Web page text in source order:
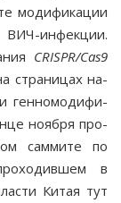
модификации
инфекции.
CRISPR/Cas9
страницах на­
генномодифи-
ноября про­
саммите по
в
Китая тут